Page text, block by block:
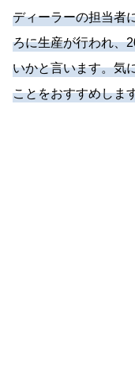
ディーラーの担当者
ろに生産が行われ、
いかと言います。気
ことをおすすめしま